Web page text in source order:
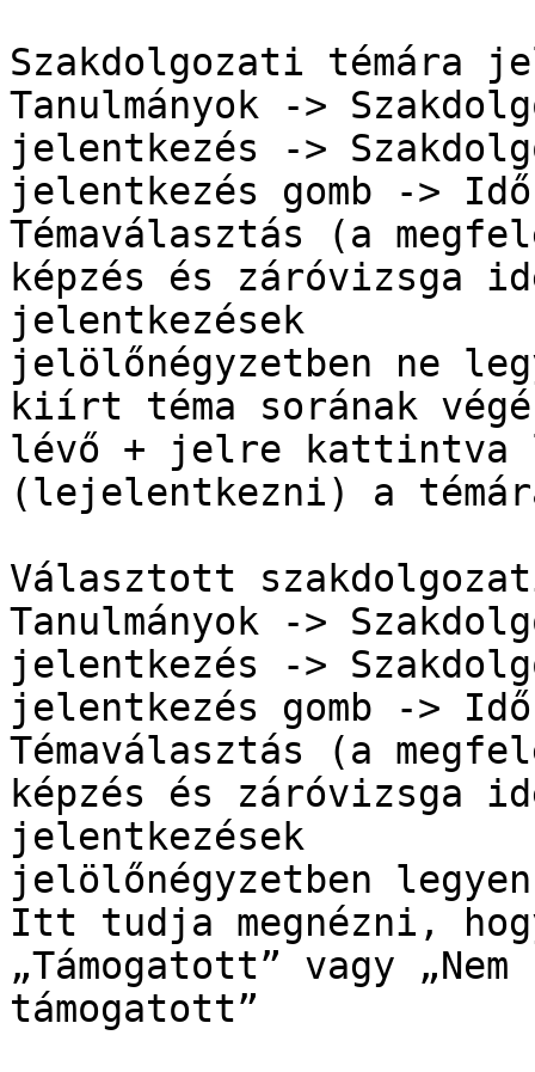
Szakdolgozati témára
Tanulmányok ->
jelentkezés ->
jelentkezés gomb ->
Témaválasztás (a
képzés és záróvizsga
jelentkezések
jelölőnégyzetben ne
kiírt téma sorának
lévő + jelre kattintva
(lejelentkezni) a
Választott
Tanulmányok ->
jelentkezés ->
jelentkezés gomb ->
Témaválasztás (a
képzés és záróvizsga
jelentkezések
jelölőnégyzetben
Itt tudja megnézni,
„Támogatott” vagy „Nem
támogatott”